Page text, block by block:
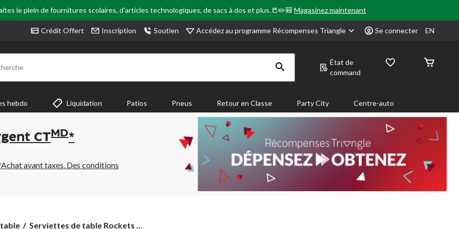
le plein de fournitures scolaires, d'articles technologiques, de sacs à dos et plus.📒✏️🎒Magasinez maintenant
Crédit Offert Inscription Soutien Accédez au programme Récompenses Triangle Se connecter EN
État de
command
hebdo Liquidation Patios Pneus Retour en Classe Party City Centre-auto
CT MD*
avant taxes. Des conditions
Serviettes
Serviettes de table Rockets ...